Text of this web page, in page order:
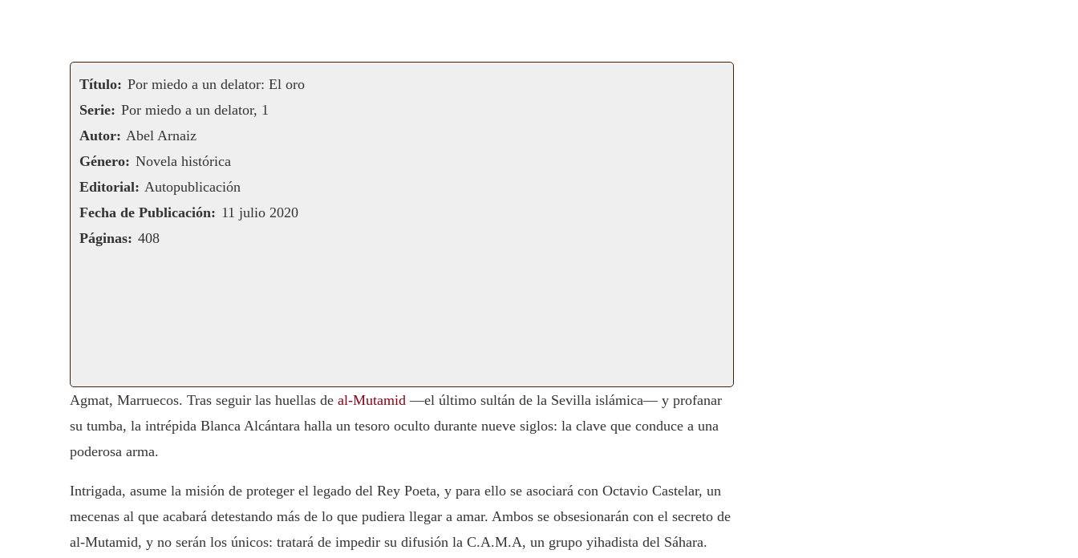
Título: Por miedo a un delator: El oro
Serie: Por miedo a un delator, 1
Autor: Abel Arnaiz
Género: Novela histórica
Editorial: Autopublicación
Fecha de Publicación: 11 julio 2020
Páginas: 408
Agmat, Marruecos. Tras seguir las huellas de al-Mutamid —el último sultán de la Sevilla islámica— y profanar
su tumba, la intrépida Blanca Alcántara halla un tesoro oculto durante nueve siglos: la clave que conduce a una
poderosa arma.
Intrigada, asume la misión de proteger el legado del Rey Poeta, y para ello se asociará con Octavio Castelar, un
mecenas al que acabará detestando más de lo que pudiera llegar a amar. Ambos se obsesionarán con el secreto de
al-Mutamid, y no serán los únicos: tratará de impedir su difusión la C.A.M.A, un grupo yihadista del Sáhara.